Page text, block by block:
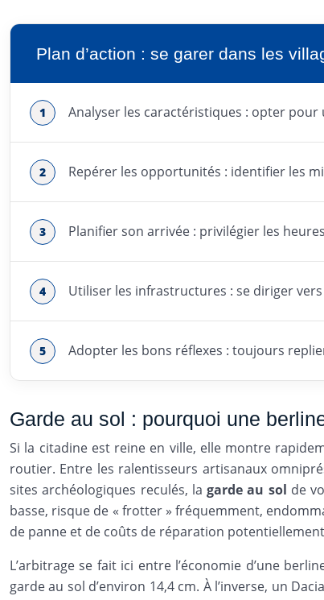
Plan d’action : se garer dans les
Analyser les caractéristiques : opter
Repérer les opportunités : identifier les
Planifier son arrivée : privilégier les
Utiliser les infrastructures : se diriger
Adopter les bons réflexes : toujours
Garde au sol : pourquoi une
Si la citadine est reine en ville, elle montre
routier. Entre les ralentisseurs artisanaux
sites archéologiques reculés, lagarde au sol de
basse, risque de « frotter » fréquemment,
de panne et de coûts de réparation
L’arbitrage se fait ici entre l’économie d’une
garde au sol d’environ 14,4 cm. À l’inverse, un